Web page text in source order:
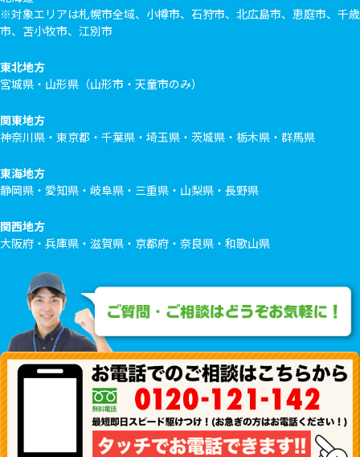
※対象エリアは札幌市全域、小樽市、石狩市、北広島市、恵庭市、千歳
市、苫小牧市、江別市
東北地方
宮城県・山形県（山形市・天童市のみ）
関東地方
神奈川県・東京都・千葉県・埼玉県・茨城県・栃木県・群馬県
東海地方
静岡県・愛知県・岐阜県・三重県・山梨県・長野県
関西地方
大阪府・兵庫県・滋賀県・京都府・奈良県・和歌山県